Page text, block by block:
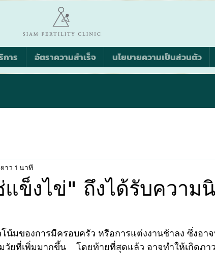
การ อัตราความสำเร็จ นโยบายความเป็นส่วนตัว
ข็งไข่" ถึงได้รับความ
ยาว 1 นาที
มของการมีครอบครัว หรือการแต่งงานช้าลง ซึ่งอา
วัยที่เพิ่มมากขึ้น    โดยท้ายที่สุดแล้ว อาจทำให้เกิดภา